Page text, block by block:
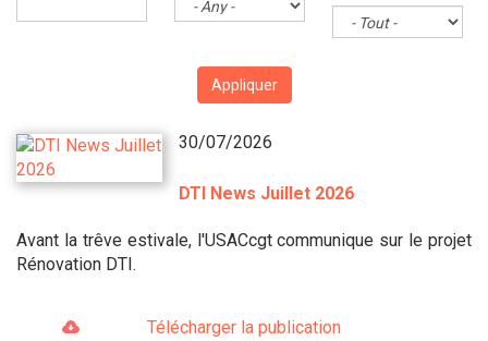
Appliquer
30/07/2026
DTI News Juillet 2026
Avant la trêve estivale, l'USACcgt communique sur le projet
Rénovation DTI.
Télécharger la publication